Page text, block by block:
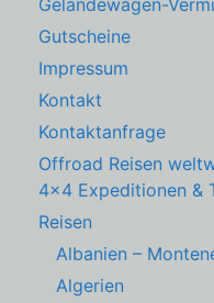
Gutscheine
Impressum
Kontakt
Kontaktanfrage
Offroad Reisen
4×4 Expeditionen &
Reisen
Albanien –
Algerien